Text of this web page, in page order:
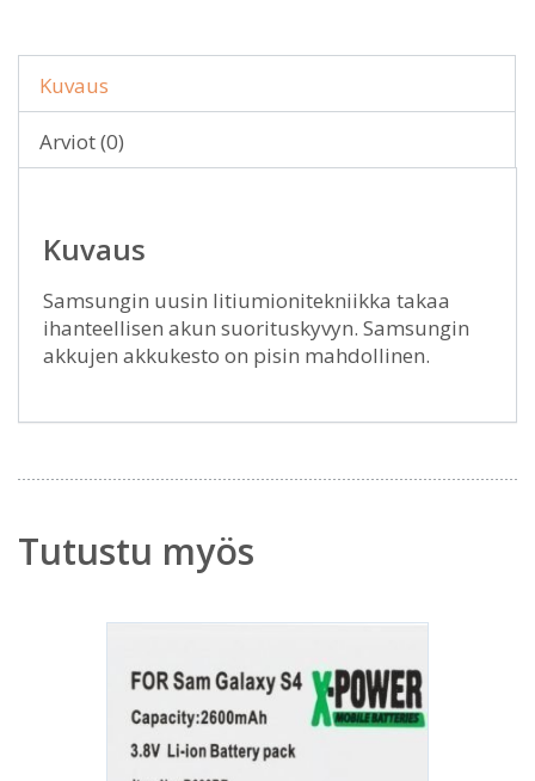
Kuvaus
Arviot (0)
Kuvaus
Samsungin uusin litiumionitekniikka takaa
ihanteellisen akun suorituskyvyn. Samsungin
akkujen akkukesto on pisin mahdollinen.
Tutustu myös